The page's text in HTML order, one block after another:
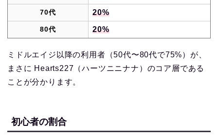
70代 20%
80代 20%
ミドルエイジ以降の利用者（50代〜80代で75%）が、
まさに Hearts227（ハーツニニナナ）のコア層である
ことが分かります。
初心者の割合